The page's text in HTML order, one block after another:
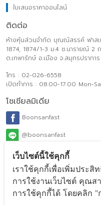
ใบเสนอราคาออนไลน์
ติดต่อ
ห้างหุ้นส่วนจำกัด บุณณ์สรรค์ ฟาสเ
1874, 1874/1-3 ม.4 ซ.นารายณ์ 2
ต.เทพารักษ์ อ.เมือง จ.สมุทรปรากา
โทร : 02-026-6558
เปิดทำการ : 08.00-17.00 Mon-
โซเชียลมิเดีย
Boonsanfast
@boonsanfast
Payment Method
เว็บไซต์นี้ใช้คุกกี้
เราใช้คุกกี้เพื่อเพิ่มประ
การใช้งานเว็บไซต์ คุณส
การใช้คุกกี้ได้ โดยคลิก "